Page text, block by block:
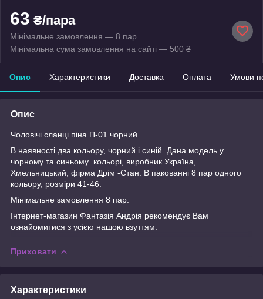
63 ₴/пара
Мінімальне замовлення — 8 пар
Мінімальна сума замовлення на сайті — 500 ₴
Опис Характеристики Доставка Оплата Умови
Опис
Чоловічі сланці піна П-01 чорний.
В наявності два кольору, чорний і синій. Дана модель у
чорному та синьому кольорі, виробник Україна,
Хмельницький, фірма Дрім -Стан. В пакованні 8 пар одного
кольору, розміри 41-46.
Мінімальне замовлення 8 пар.
Інтернет-магазин Фантазія Андрія рекомендує Вам
ознайомитися з усією нашою взуттям.
Приховати
Характеристики